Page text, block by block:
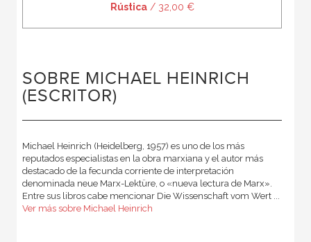
Rústica/ 32,00 €
SOBRE MICHAEL HEINRICH
(ESCRITOR)
Michael Heinrich (Heidelberg, 1957) es uno de los más
reputados especialistas en la obra marxiana y el autor más
destacado de la fecunda corriente de interpretación
denominada neue Marx-Lektüre, o «nueva lectura de Marx».
Entre sus libros cabe mencionar Die Wissenschaft vom Wert ...
Ver más sobre Michael Heinrich